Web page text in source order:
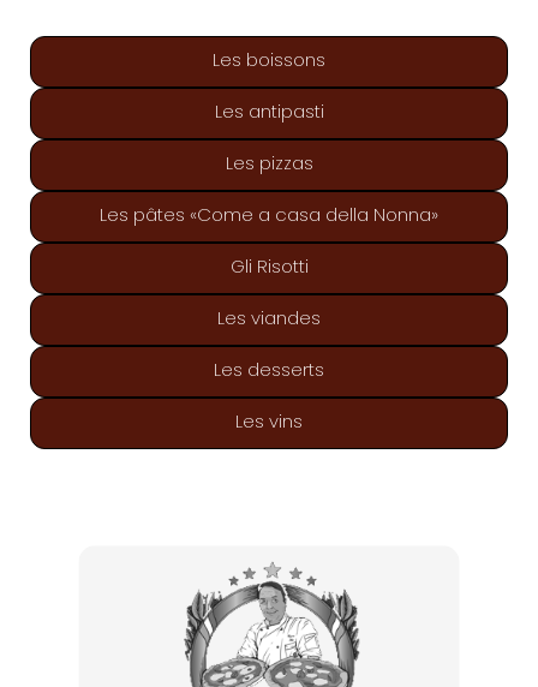
Les boissons
Les antipasti
Les pizzas
Les pâtes «Come a casa della Nonna»
Gli Risotti
Les viandes
Les desserts
Les vins